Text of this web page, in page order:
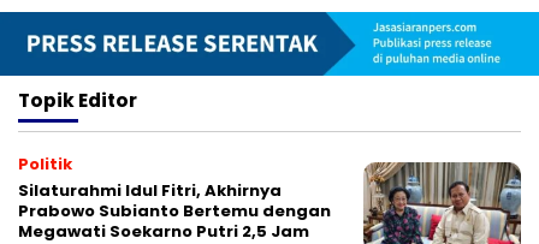
TopikEditor
Politik
Silaturahmi Idul Fitri, Akhirnya
Prabowo Subianto Bertemu dengan
Megawati Soekarno Putri 2,5 Jam